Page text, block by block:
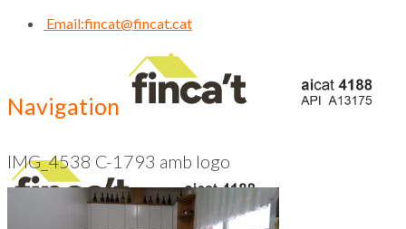
Email:fincat@fincat.cat
Navigation
IMG_4538 C-1793 amb logo